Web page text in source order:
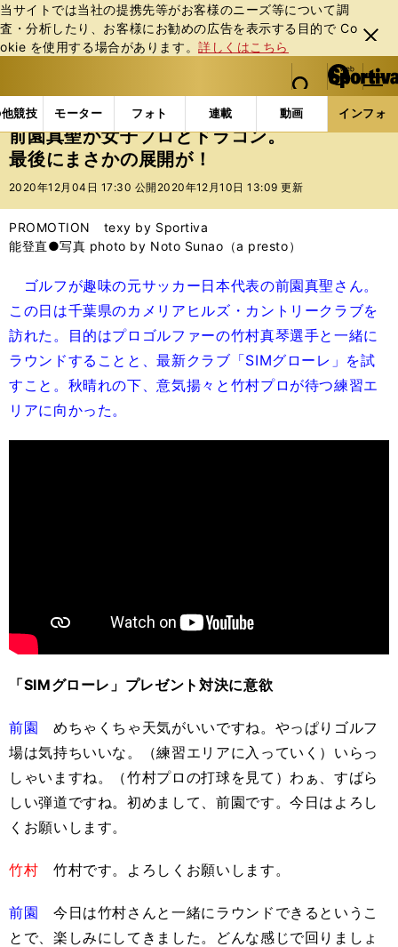
当サイトでは当社の提携先等がお客様のニーズ等について調
査・分析したり、お客様にお勧めの広告を表⽰する⽬的で Co
okie を使⽤する場合があります。詳しくはこちら
閉じ
る
web Sportiva (webスポルティーバ)
検索
マイペ
ー
ジ
メニュ
競技 モーター フォト 連載 動画 インフォ
b
ス
ポ
ル
バ
インフォメーション 前園真聖が女子プロとドラコン。
前園真聖が女子プロとドラコン。
最後にまさかの展開が！
2020年12月04日 17:30 公開 2020年12月10日 13:09 更新
PROMOTION texy by Sportiva
能登直●写真 photo by Noto Sunao（a presto）
ゴルフが趣味の元サッカー日本代表の前園真聖さん。
この日は千葉県のカメリアヒルズ・カントリークラブを
訪れた。目的はプロゴルファーの竹村真琴選手と一緒に
ラウンドすることと、最新クラブ「SIMグローレ」を試
すこと。秋晴れの下、意気揚々と竹村プロが待つ練習エ
リアに向かった。
「SIMグローレ」プレゼント対決に意欲
前園 めちゃくちゃ天気がいいですね。やっぱりゴルフ
場は気持ちいいな。（練習エリアに入っていく）いらっ
しゃいますね。（竹村プロの打球を見て）わぁ、すばら
しい弾道ですね。初めまして、前園です。今日はよろし
くお願いします。
竹村 竹村です。よろしくお願いします。
前園 今日は竹村さんと一緒にラウンドできるというこ
とで、楽しみにしてきました。どんな感じで回りましょ